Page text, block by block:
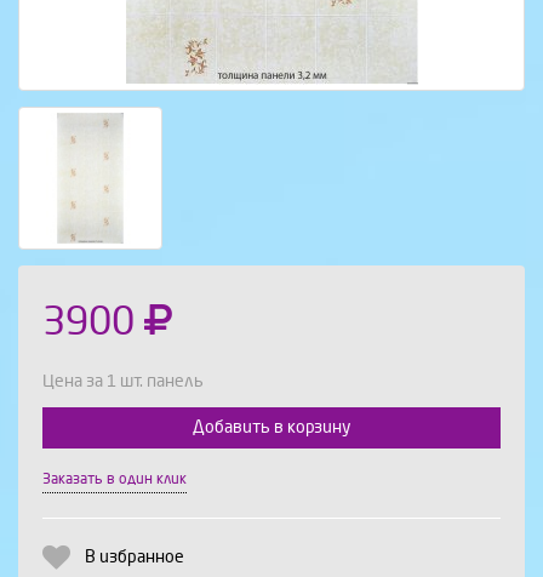
3900
Цена за 1 шт. панель
Добавить в корзину
Заказать в один клик
В избранное